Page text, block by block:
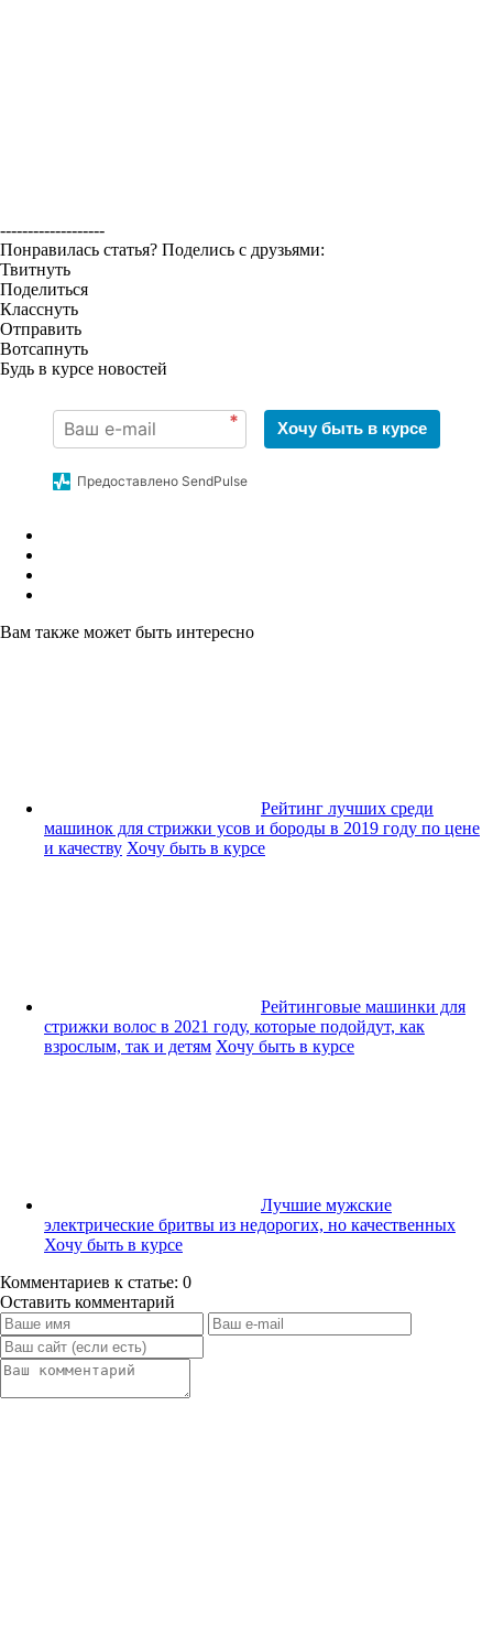
-------------------
Понравилась статья? Поделись с друзьями:
Твитнуть
Поделиться
Класснуть
Отправить
Вотсапнуть
Будь в курсе новостей
* Хочу быть в курсе
Предоставлено SendPulse
Вам также может быть интересно
Рейтинг лучших среди
машинок для стрижки усов и бороды в 2019 году по цене
и качеству Хочу быть в курсе
Рейтинговые машинки для
стрижки волос в 2021 году, которые подойдут, как
взрослым, так и детям Хочу быть в курсе
Лучшие мужские
электрические бритвы из недорогих, но качественных
Хочу быть в курсе
Комментариев к статье: 0
Оставить комментарий